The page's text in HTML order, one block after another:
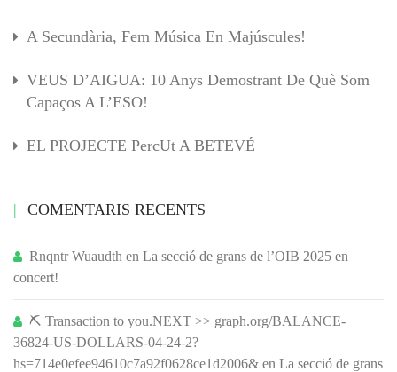
A Secundària, Fem Música En Majúscules!
VEUS D’AIGUA: 10 Anys Demostrant De Què Som
Capaços A L’ESO!
EL PROJECTE PercUt A BETEVÉ
COMENTARIS RECENTS
Rnqntr Wuaudth en La secció de grans de l’OIB 2025 en
concert!
⛏ Transaction to you.NEXT >> graph.org/BALANCE-
36824-US-DOLLARS-04-24-2?
hs=714e0efee94610c7a92f0628ce1d2006& en La secció de grans